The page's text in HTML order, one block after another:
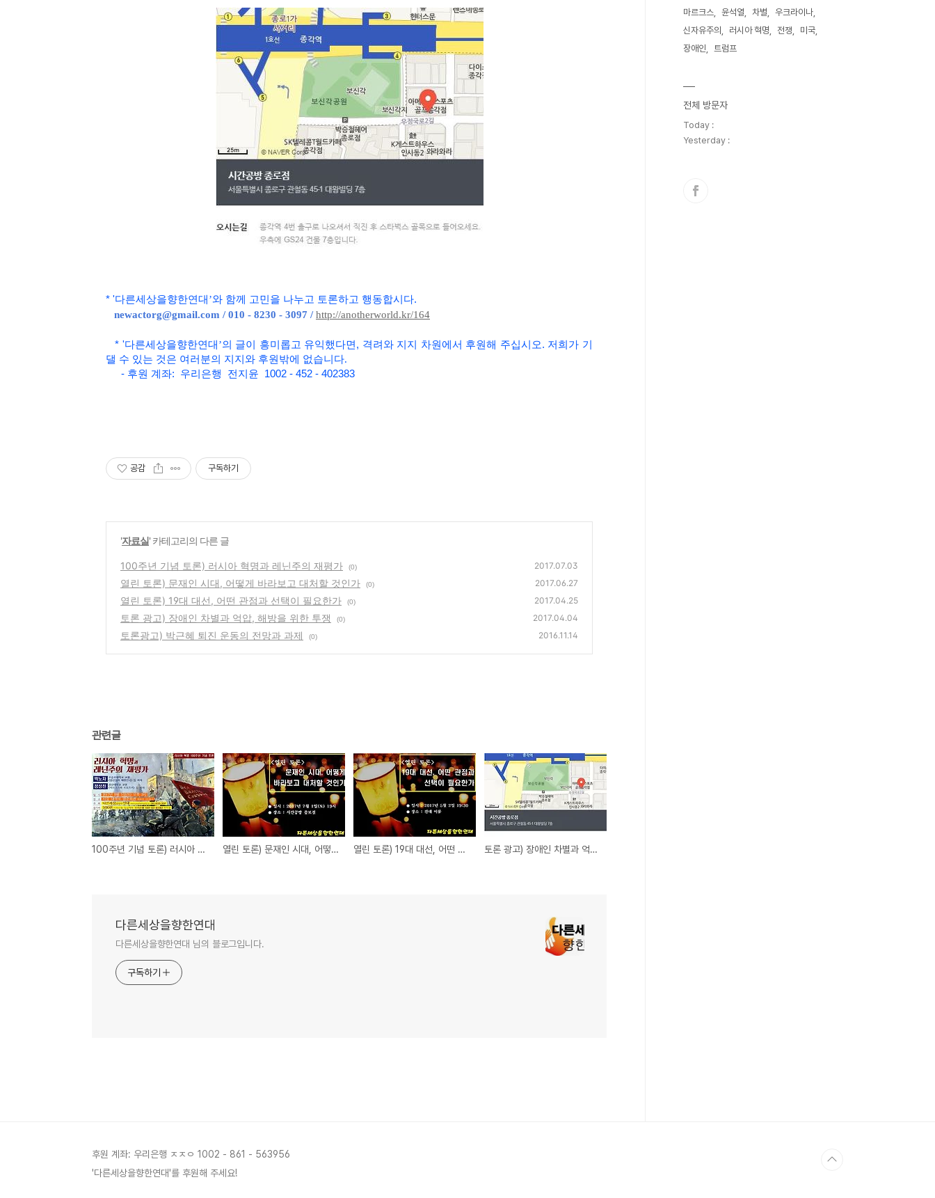
* '다른세상을향한연대 ’와 함께 고민을 나누고 토론하고 행동합시다.
newactorg@gmail.com / 010 - 8230 - 3097 /http://anotherworld.kr/164
* '다른세상을향한연대 ’의 글이 흥미롭고 유익했다면, 격려와 지지 차원에서 후원해 주십시오. 저희가 기
댈 수 있는 것은 여러분의 지지와 후원밖에 없습니다.
- 후원 계좌: 우리은행 전지윤 1002 - 452 - 402383
공감 구독하기
'자료실' 카테고리의 다른 글
100주년 기념 토론) 러시아 혁명과 레닌주의 재평가 (0) 2017.07.03
열린 토론) 문재인 시대, 어떻게 바라보고 대처할 것인가 (0) 2017.06.27
열린 토론) 19대 대선, 어떤 관점과 선택이 필요한가 (0) 2017.04.25
토론 광고) 장애인 차별과 억압, 해방을 위한 투쟁 (0) 2017.04.04
토론광고) 박근혜 퇴진 운동의 전망과 과제 (0) 2016.11.14
관련글
100주년 기념 토론) 러시아 혁명과 레닌주의 재평가 열린 토론) 문재인 시대, 어떻게 바라보고 대처할 것인가 열린 토론) 19대 대선, 어떤 관점과 선택이 필요한가 토론 광고) 장애인 차별과 억압, 해방을 위한 투쟁
다른세상을향한연대
다른세상을향한연대 님의 블로그입니다.
구독하기
마르크스
윤석열 차별
우크라이나
신자유주의
러시아 혁명 전쟁
미국
장애인
트럼프
전체 방문자
Today :
Yesterday :
후원 계좌: 우리은행 ㅈㅈㅇ 1002 - 861 - 563956
'다른세상을향한연대'를 후원해 주세요!